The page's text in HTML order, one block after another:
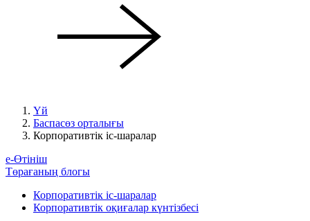
Үй
Баспасөз орталығы
Корпоративтік іс-шаралар
е-Өтініш
Төрағаның блогы
Корпоративтік іс-шаралар
Корпоративтік оқиғалар күнтізбесі